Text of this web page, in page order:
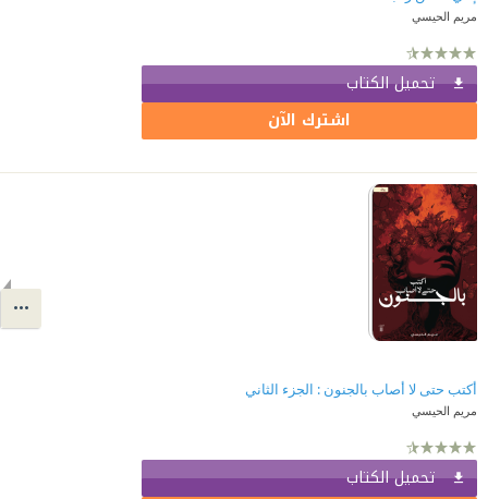
مريم الحيسي
تحميل الكتاب
اشترك الآن
أكتب حتى لا أصاب بالجنون : الجزء الثاني
مريم الحيسي
تحميل الكتاب